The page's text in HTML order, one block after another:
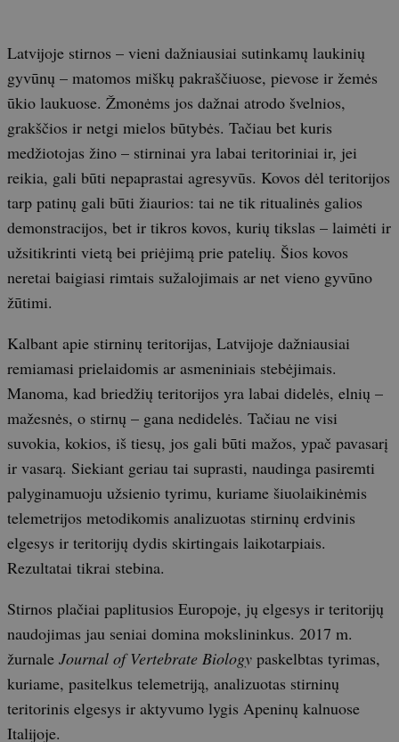
Latvijoje stirnos – vieni dažniausiai sutinkamų laukinių
gyvūnų – matomos miškų pakraščiuose, pievose ir žemės
ūkio laukuose. Žmonėms jos dažnai atrodo švelnios,
grakščios ir netgi mielos būtybės. Tačiau bet kuris
medžiotojas žino – stirninai yra labai teritoriniai ir, jei
reikia, gali būti nepaprastai agresyvūs. Kovos dėl teritorijos
tarp patinų gali būti žiaurios: tai ne tik ritualinės galios
demonstracijos, bet ir tikros kovos, kurių tikslas – laimėti ir
užsitikrinti vietą bei priėjimą prie patelių. Šios kovos
neretai baigiasi rimtais sužalojimais ar net vieno gyvūno
žūtimi.
Kalbant apie stirninų teritorijas, Latvijoje dažniausiai
remiamasi prielaidomis ar asmeniniais stebėjimais.
Manoma, kad briedžių teritorijos yra labai didelės, elnių –
mažesnės, o stirnų – gana nedidelės. Tačiau ne visi
suvokia, kokios, iš tiesų, jos gali būti mažos, ypač pavasarį
ir vasarą. Siekiant geriau tai suprasti, naudinga pasiremti
palyginamuoju užsienio tyrimu, kuriame šiuolaikinėmis
telemetrijos metodikomis analizuotas stirninų erdvinis
elgesys ir teritorijų dydis skirtingais laikotarpiais.
Rezultatai tikrai stebina.
Stirnos plačiai paplitusios Europoje, jų elgesys ir teritorijų
naudojimas jau seniai domina mokslininkus. 2017 m.
žurnale Journal of Vertebrate Biology paskelbtas tyrimas,
kuriame, pasitelkus telemetriją, analizuotas stirninų
teritorinis elgesys ir aktyvumo lygis Apeninų kalnuose
Italijoje.